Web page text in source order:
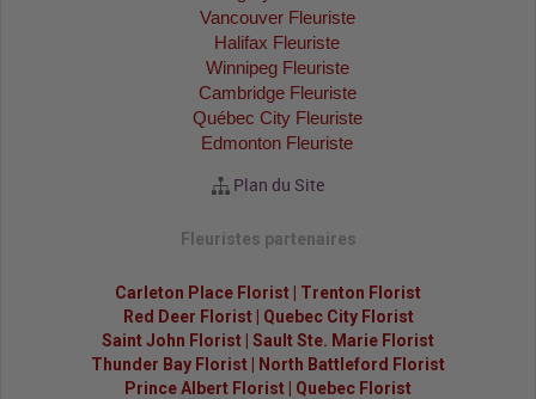
Vancouver Fleuriste
Halifax Fleuriste
Winnipeg Fleuriste
Cambridge Fleuriste
Québec City Fleuriste
Edmonton Fleuriste
Plan du Site
Fleuristes partenaires
Carleton Place Florist
Trenton Florist
Red Deer Florist| Quebec City Florist
Saint John Florist Sault Ste. Marie Florist
Thunder Bay Florist
North Battleford Florist
Prince Albert Florist
Quebec Florist